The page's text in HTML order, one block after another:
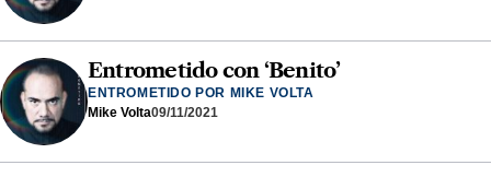
Entrometido con ‘Benito’
ENTROMETIDO POR MIKE VOLTA
Mike Volta09/11/2021